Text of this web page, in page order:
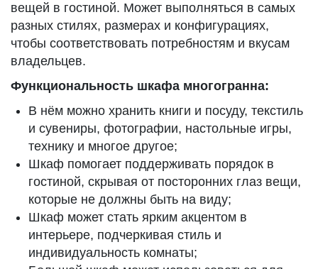
вещей в гостиной. Может выполняться в самых
разных стилях, размерах и конфигурациях,
чтобы соответствовать потребностям и вкусам
владельцев.
Функциональность шкафа многогранна:
В нём можно хранить книги и посуду, текстиль
и сувениры, фотографии, настольные игры,
технику и многое другое;
Шкаф помогает поддерживать порядок в
гостиной, скрывая от посторонних глаз вещи,
которые не должны быть на виду;
Шкаф может стать ярким акцентом в
интерьере, подчеркивая стиль и
индивидуальность комнаты;